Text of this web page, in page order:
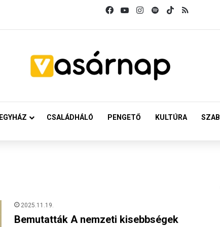
FacebookYouTubeInstagram
SpotifyTikTok
EGYHÁZ CSALÁDHÁLÓ PENGETŐ KULTÚRA
2025.11.19.
Bemutatták A nemzeti kisebbségek